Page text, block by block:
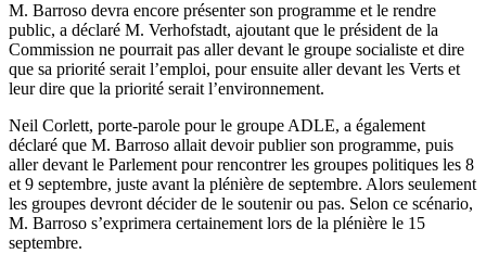
M. Barroso devra encore présenter son programme et le rendre
public, a déclaré M. Verhofstadt, ajoutant que le président de la
Commission ne pourrait pas aller devant le groupe socialiste et dire
que sa priorité serait l’emploi, pour ensuite aller devant les Verts et
leur dire que la priorité serait l’environnement.
Neil Corlett, porte-parole pour le groupe ADLE, a également
déclaré que M. Barroso allait devoir publier son programme, puis
aller devant le Parlement pour rencontrer les groupes politiques les 8
et 9 septembre, juste avant la plénière de septembre. Alors seulement
les groupes devront décider de le soutenir ou pas. Selon ce scénario,
M. Barroso s’exprimera certainement lors de la plénière le 15
septembre.